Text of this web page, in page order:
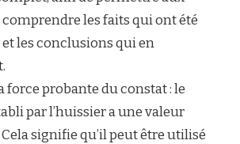
comprendre les faits qui ont été
les conclusions qui en
force probante du constat : le
par l’huissier a une valeur
signifie qu’il peut être utilisé